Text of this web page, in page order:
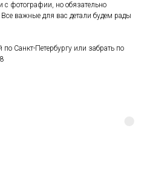
с фотографии, но обязательно
важные для вас детали будем рады
по Санкт-Петербургу или забрать по